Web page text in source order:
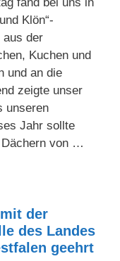
Klön“-
aus der
Kuchen und
und an die
zeigte unser
unseren
Jahr sollte
Dächern von …
der
des Landes
geehrt